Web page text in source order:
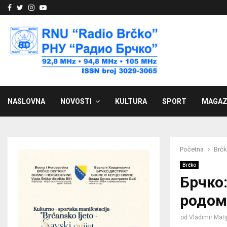
Facebook
Twitter
Instagram
Youtube
NASLOVNA NOVOSTI KULTURA SPORT
Početna
Brčko
od Vladimir